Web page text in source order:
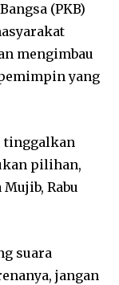
(PKB)
mengimbau
yang
tinggalkan
pilihan,
Rabu
suara
jangan